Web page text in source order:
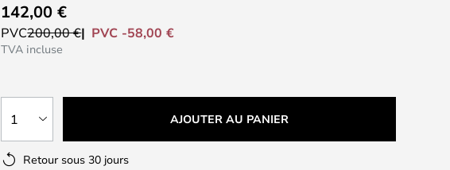
142,00 €
PVC200,00 € PVC -58,00 €
TVA incluse
1 AJOUTER AU PANIER
Retour sous 30 jours